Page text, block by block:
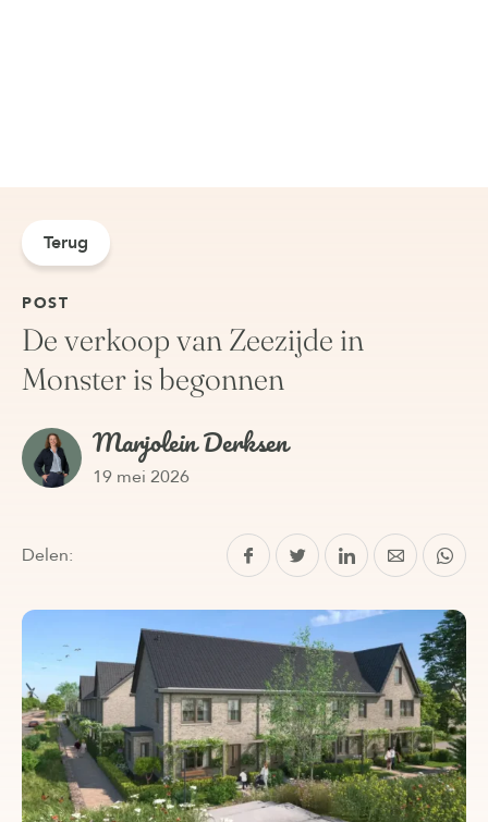
Terug
POST
De verkoop van Zeezijde in
Monster is begonnen
Marjolein Derksen
19 mei 2026
Delen: